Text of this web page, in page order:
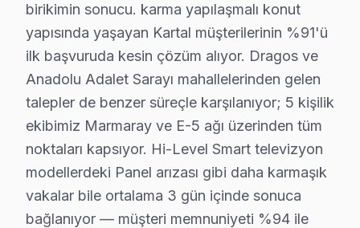
Hi-Level akıllı TV'niz için Kartal'de profesyonel
Görüntü Arızaları: Hi-Level'ın VA Panel ve LED
Elektronik Kart Servisi: Güç kaynağı kapasitör
Yazılım Müdahalesi: LED LED TV platformunda
LED ve Aydınlatma: Backlight şerit tamiri veya
» Kartal ve çevre mahallelere aynı gün servis imkânı.
Hi-Level Servisi Garanti ve Sonrası Destek
Kartal Hi-Level TV Servis Garanti Belgesi - 1 Yıl Parça
birikimin sonucu. karma yapılaşmalı konut
yapısında yaşayan Kartal müşterilerinin %91'ü
ilk başvuruda kesin çözüm alıyor. Dragos ve
Anadolu Adalet Sarayı mahallelerinden gelen
talepler de benzer süreçle karşılanıyor; 5 kişilik
ekibimiz Marmaray ve E-5 ağı üzerinden tüm
noktaları kapsıyor. Hi-Level Smart televizyon
modellerdeki Panel arızası gibi daha karmaşık
vakalar bile ortalama 3 gün içinde sonuca
bağlanıyor — müşteri memnuniyeti %94 ile